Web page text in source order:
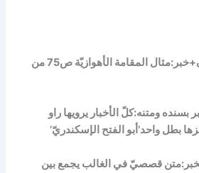
-بنية خارجيّة ثنائيّة:عنوان+خبر:مثال المقامة الأهوازيّة ص75 من
بسنده ومتنه:كلّ الأخبار يرويها راو
بطل واحد’أبو الفتح الإسكندريّ’
قصصيّ في الغالب يجمع بين